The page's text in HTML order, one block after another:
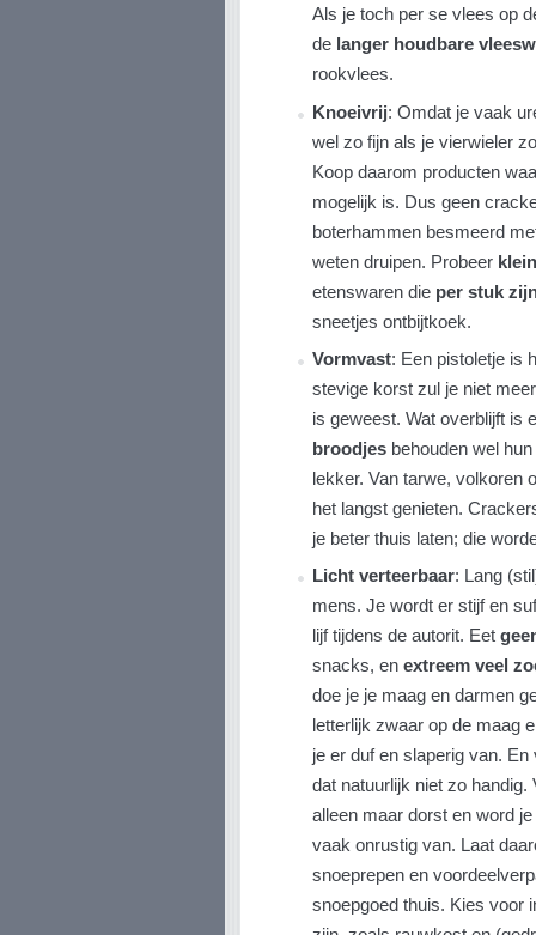
Als je toch per se vlees op
de langer houdbare
rookvlees.
Knoeivrij: Omdat je vaak
wel zo fijn als je vierwieler
Koop daarom producten
mogelijk is. Dus geen
boterhammen besmeerd
weten druipen. Probeer
etenswaren die per stuk
sneetjes ontbijtkoek.
Vormvast: Een pistoletje is
stevige korst zul je niet
is geweest. Wat overblijft is
broodjesbehouden wel
lekker. Van tarwe, volkoren
het langst genieten.
je beter thuis laten; die
Licht verteerbaar: Lang
mens. Je wordt er stijf en
lijf tijdens de autorit. Eet
snacks, en extreem veel
doe je je maag en darmen
letterlijk zwaar op de maag
je er duf en slaperig van.
dat natuurlijk niet zo handig.
alleen maar dorst en word
vaak onrustig van. Laat
snoeprepen en
snoepgoed thuis. Kies voor